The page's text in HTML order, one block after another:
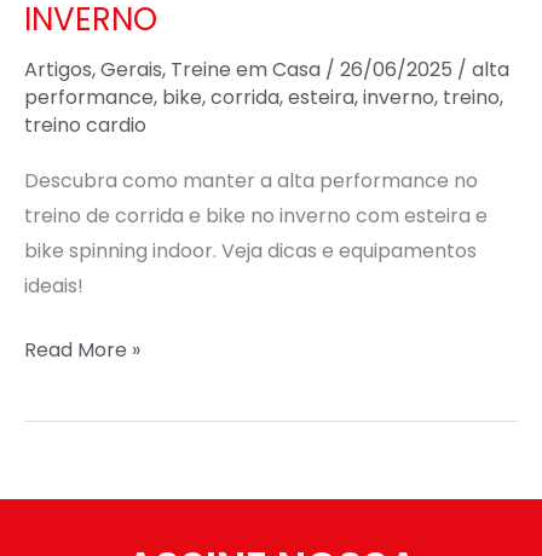
INVERNO
Artigos,Gerais, Treine em Casa / 26/06/2025 / alta
performance, bike,corrida,esteira,inverno, treino,
treino cardio
Descubra como manter a alta performance no
treino de corrida e bike no inverno com esteira e
bike spinning indoor. Veja dicas e equipamentos
ideais!
Read More »